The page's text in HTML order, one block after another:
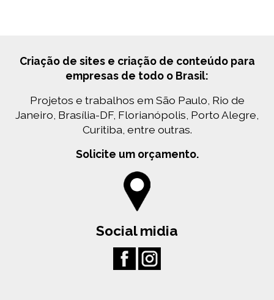
Criação de sites e criação de conteúdo para
empresas de todo o Brasil:
Projetos e trabalhos em São Paulo, Rio de
Janeiro, Brasília-DF, Florianópolis, Porto Alegre,
Curitiba, entre outras.
Solicite um orçamento.
Social midia